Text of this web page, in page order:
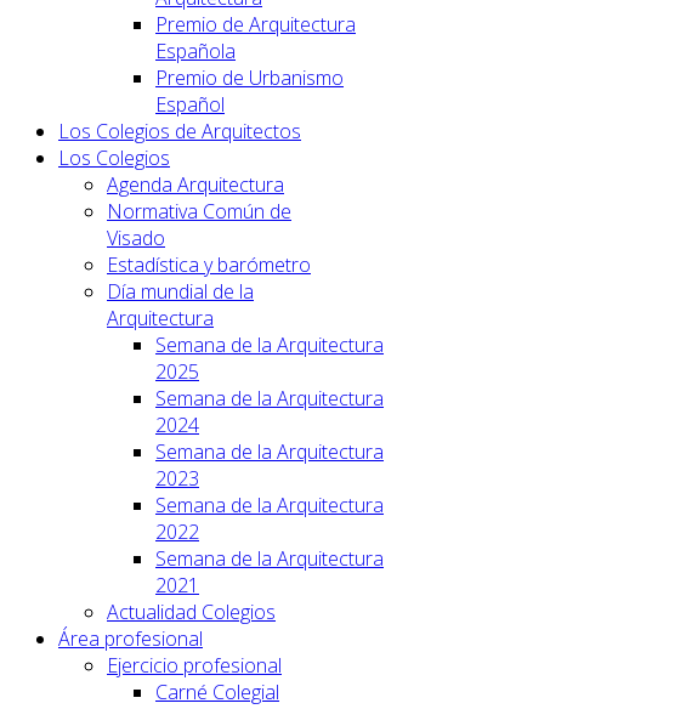
Premio de Arquitectura
Española
Premio de Urbanismo
Español
Los Colegios de Arquitectos
Los Colegios
Agenda Arquitectura
Normativa Común de
Visado
Estadística y barómetro
Día mundial de la
Arquitectura
Semana de la Arquitectura
2025
Semana de la Arquitectura
2024
Semana de la Arquitectura
2023
Semana de la Arquitectura
2022
Semana de la Arquitectura
2021
Actualidad Colegios
Área profesional
Ejercicio profesional
Carné Colegial